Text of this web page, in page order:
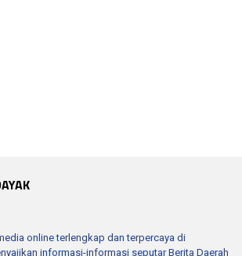
Sambang Dan Sosialisasi …
Pelajar SMKN 1 Ku…
Patroli Dialo…
online terlengkap dan terpercaya di
informasi-informasi seputar Berita Daerah